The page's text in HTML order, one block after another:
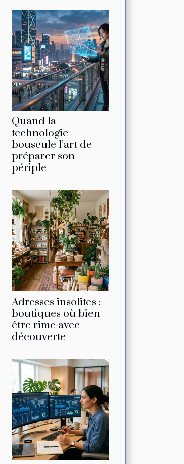
Quand la
technologie
bouscule l’art de
préparer son
périple
Adresses insolites :
boutiques où bien-
être rime avec
découverte